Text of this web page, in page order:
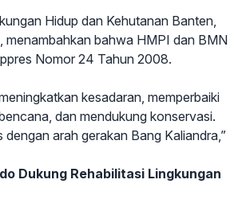
Hidup dan Kehutanan Banten,
menambahkan bahwa HMPI dan BMN
Nomor 24 Tahun 2008.
kesadaran, memperbaiki
dan mendukung konservasi.
dengan arah gerakan Bang Kaliandra,”
Dukung Rehabilitasi Lingkungan